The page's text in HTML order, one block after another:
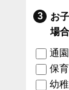
お
場
通
保
幼